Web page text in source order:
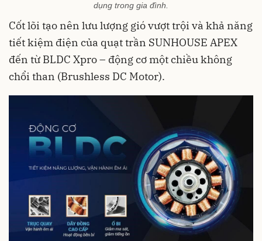
dụng trong gia đình.
Cốt lõi tạo nên lưu lượng gió vượt trội và khả năng
tiết kiệm điện của quạt trần SUNHOUSE APEX
đến từ BLDC Xpro – động cơ một chiều không
chổi than (Brushless DC Motor).